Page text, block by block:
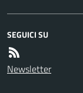
SEGUICI SU
Newsletter